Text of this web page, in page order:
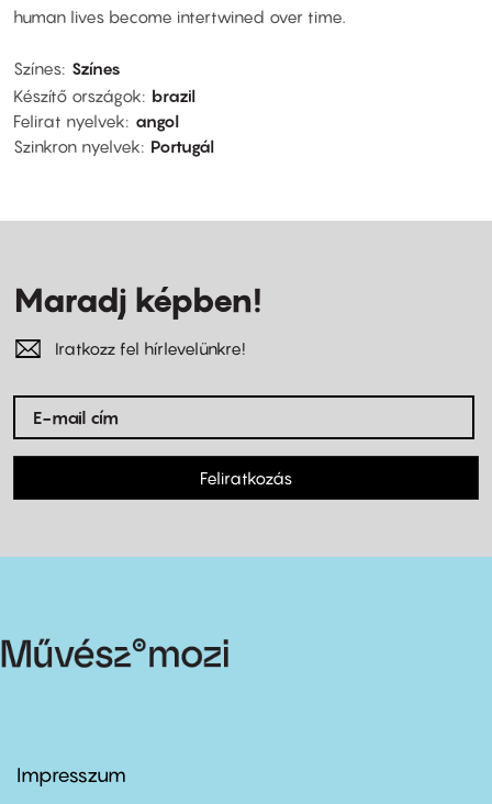
human lives become intertwined over time.
Színes Színes
Készítő országok
brazil
Felirat nyelvek
angol
Szinkron nyelvek
Portugál
Maradj képben!
Iratkozz fel hírlevelünkre!
Feliratkozás
Footer
Impresszum